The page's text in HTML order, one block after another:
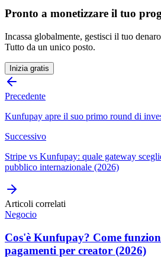
Pronto a monetizzare il tuo
Incassa globalmente, gestisci il tuo
Tutto da un unico posto.
Inizia gratis
Precedente
Kunfupay apre il suo primo round di
Successivo
Stripe vs Kunfupay: quale gateway
pubblico internazionale (2026)
Articoli correlati
Negocio
Cos'è Kunfupay? Come
pagamenti per creator (2026)